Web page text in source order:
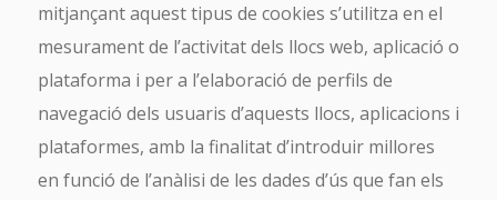
mitjançant aquest tipus de cookies s’utilitza en el
mesurament de l’activitat dels llocs web, aplicació o
plataforma i per a l’elaboració de perfils de
navegació dels usuaris d’aquests llocs, aplicacions i
plataformes, amb la finalitat d’introduir millores
en funció de l’anàlisi de les dades d’ús que fan els